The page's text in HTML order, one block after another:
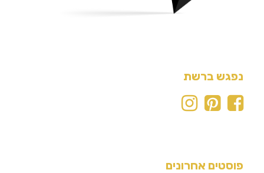
נפגש ברשת
פוסטים אחרונים